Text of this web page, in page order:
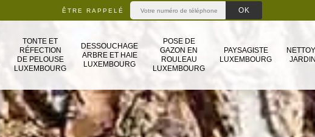
ÊTRE RAPPELÉ
TONTE ET
RÉFECTION
DE PELOUSE
LUXEMBOURG
DESSOUCHAGE
ARBRE ET HAIE
LUXEMBOURG
POSE DE
GAZON EN
ROULEAU
LUXEMBOURG
PAYSAGISTE
LUXEMBOURG